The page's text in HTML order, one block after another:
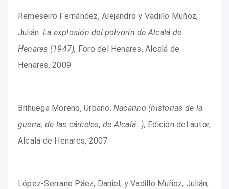
Remeseiro Fernández, Alejandro y Vadillo Muñoz,
Julián. La explosión del polvorín de Alcalá de
Henares (1947), Foro del Henares, Alcalá de
Henares, 2009
Brihuega Moreno, Urbano. Nacarino (historias de la
guerra, de las cárceles, de Alcalá…), Edición del autor,
Alcalá de Henares, 2007
López-Serrano Páez, Daniel, y Vadillo Muñoz, Julián;